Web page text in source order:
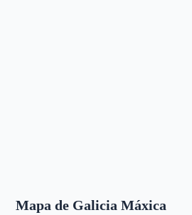
Mapa de Galicia Máxica